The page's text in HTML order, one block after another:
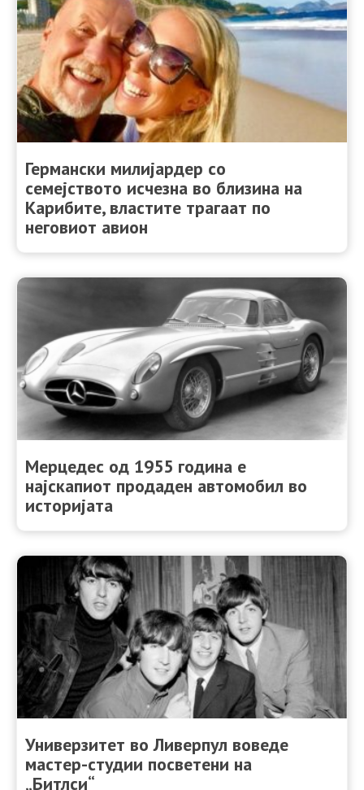
Германски милијардер со
семејството исчезна во близина на
Карибите, властите трагаат по
неговиот авион
Мерцедес од 1955 година е
најскапиот продаден автомобил во
историјата
Универзитет во Ливерпул воведе
мастер-студии посветени на
„Битлси“